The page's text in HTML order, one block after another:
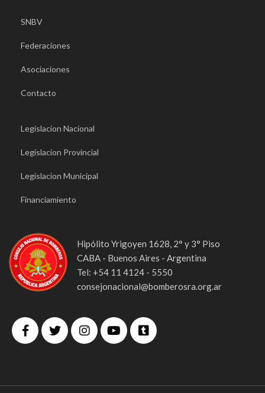
SNBV
Federaciones
Asociaciones
Contacto
Legislacion Nacional
Legislacion Provincial
Legislacion Municipal
Financiamiento
Hipólito Yrigoyen 1628, 2° y 3° Piso
CABA - Buenos Aires - Argentina
Tel: +54 11 4124 - 5550
consejonacional@bomberosra.org.ar